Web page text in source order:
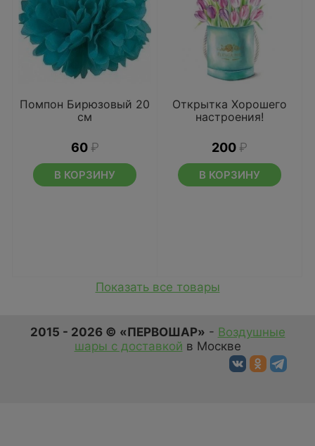
Помпон Бирюзовый 20
см
60 ₽
В КОРЗИНУ
Открытка Хорошего
настроения!
200 ₽
В КОРЗИНУ
Показать все товары
2015 - 2026 © «ПЕРВОШАР» - Воздушные
шары с доставкой в Москве